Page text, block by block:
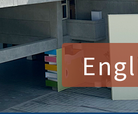
賀！本校參